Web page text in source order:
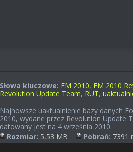
Słowa kluczowe: FM 2010, FM 2010
Revolution Update Team, RUT,
Najnowsze uaktualnienie bazy danych
2010, wydane przez Revolution Update
datowany jest na 4 września 2010.
Rozmiar: 5,53 MB Pobrań: 7391